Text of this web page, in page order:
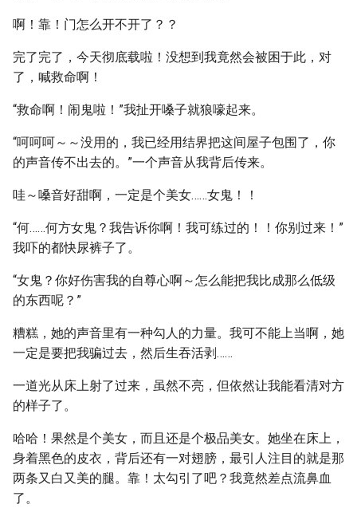
啊！靠！门怎么开不开了？？
完了完了，今天彻底载啦！没想到我竟然会被困于此，对
了，喊救命啊！
“救命啊！闹鬼啦！”我扯开嗓子就狼嚎起来。
“呵呵呵～～没用的，我已经用结界把这间屋子包围了，你
的声音传不出去的。”一个声音从我背后传来。
哇～嗓音好甜啊，一定是个美女……女鬼！！
“何……何方女鬼？我告诉你啊！我可练过的！！你别过来！”
我吓的都快尿裤子了。
“女鬼？你好伤害我的自尊心啊～怎么能把我比成那么低级
的东西呢？”
糟糕，她的声音里有一种勾人的力量。我可不能上当啊，她
一定是要把我骗过去，然后生吞活剥……
一道光从床上射了过来，虽然不亮，但依然让我能看清对方
的样子了。
哈哈！果然是个美女，而且还是个极品美女。她坐在床上，
身着黑色的皮衣，背后还有一对翅膀，最引人注目的就是那
两条又白又美的腿。靠！太勾引了吧？我竟然差点流鼻血
了。